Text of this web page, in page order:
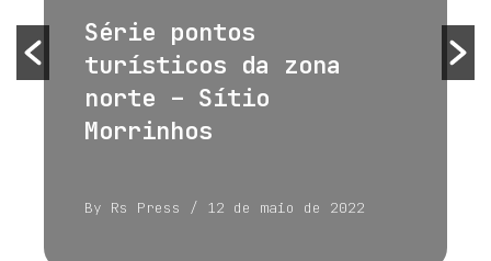
Série pontos
turísticos da zona
norte – Sítio
Morrinhos
By Rs Press / 12 de maio de 2022